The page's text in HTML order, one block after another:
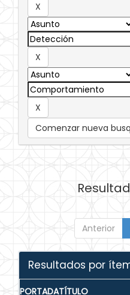
Comenzar nueva
Anterior
Resultados por
PORTADATÍTULO